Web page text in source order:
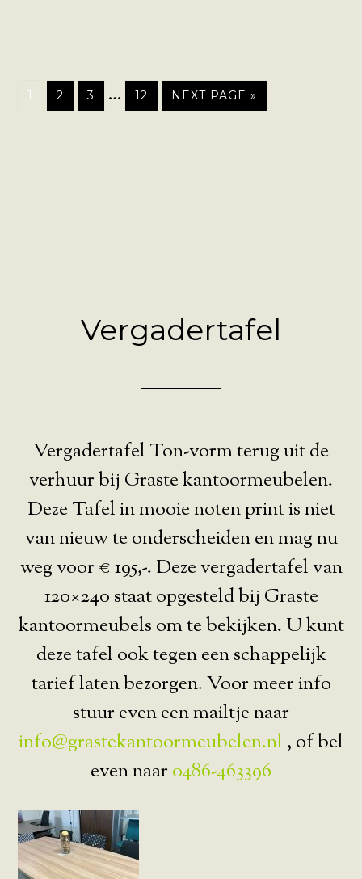
1 2 3 … 12 NEXT PAGE »
Vergadertafel
Vergadertafel Ton-vorm terug uit de
verhuur bij Graste kantoormeubelen.
Deze Tafel in mooie noten print is niet
van nieuw te onderscheiden en mag nu
weg voor € 195,-. Deze vergadertafel van
120×240 staat opgesteld bij Graste
kantoormeubels om te bekijken. U kunt
deze tafel ook tegen een schappelijk
tarief laten bezorgen. Voor meer info
stuur even een mailtje naar
info@grastekantoormeubelen.nl , of bel
even naar 0486-463396